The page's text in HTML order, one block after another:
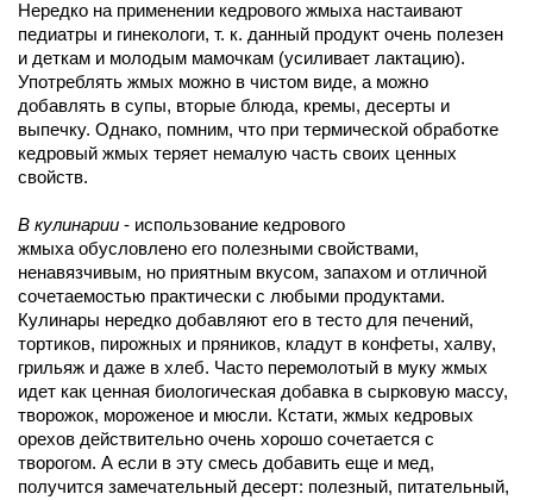
Нередко на применении кедрового жмыха настаивают
педиатры и гинекологи, т. к. данный продукт очень полезен
и деткам и молодым мамочкам (усиливает лактацию).
Употреблять жмых можно в чистом виде, а можно
добавлять в супы, вторые блюда, кремы, десерты и
выпечку. Однако, помним, что при термической обработке
кедровый жмых теряет немалую часть своих ценных
свойств.
В кулинарии - использование кедрового
жмыха обусловлено его полезными свойствами,
ненавязчивым, но приятным вкусом, запахом и отличной
сочетаемостью практически с любыми продуктами.
Кулинары нередко добавляют его в тесто для печений,
тортиков, пирожных и пряников, кладут в конфеты, халву,
грильяж и даже в хлеб. Часто перемолотый в муку жмых
идет как ценная биологическая добавка в сырковую массу,
творожок, мороженое и мюсли. Кстати, жмых кедровых
орехов действительно очень хорошо сочетается с
творогом. А если в эту смесь добавить еще и мед,
получится замечательный десерт: полезный, питательный,